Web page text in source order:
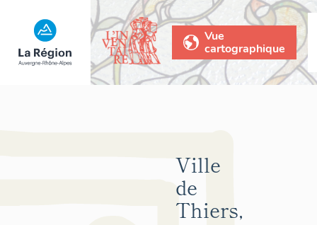
Vue
cartographique
Ville
de
Thiers,